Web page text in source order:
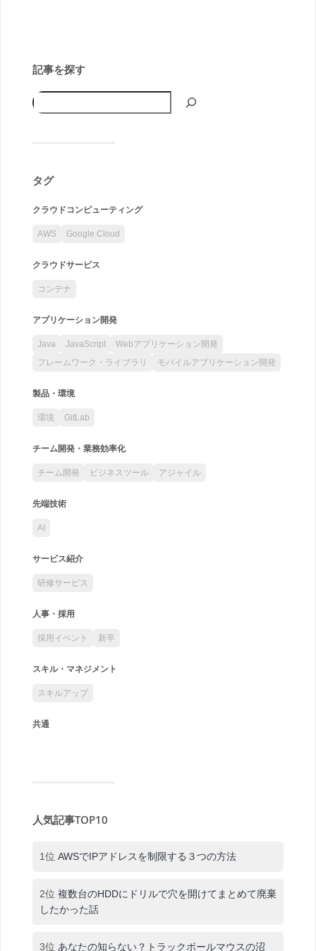
記事を探す
タグ
クラウドコンピューティング
AWS Google Cloud
クラウドサービス
コンテナ
アプリケーション開発
Java JavaScript
Webアプリケーション開発
フレームワーク・ライブラリ
モバイルアプリケーション開発
製品・環境
環境 GitLab
チーム開発・業務効率化
チーム開発 ビジネスツール アジャイル
先端技術
AI
サービス紹介
研修サービス
人事・採用
採用イベント 新卒
スキル・マネジメント
スキルアップ
共通
人気記事TOP10
1位 AWSでIPアドレスを制限する３つの方法
2位 複数台のHDDにドリルで穴を開けてまとめて廃棄
したかった話
3位 あなたの知らない？トラックボールマウスの沼